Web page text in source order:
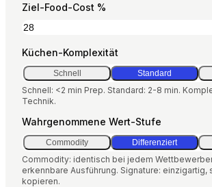
Preise
Kontakt
Karriere
Demo buchen
SPRACHE
ENESDE
Ziel-Food-Cost %
Küchen-Komplexität
Schnell Standard
Schnell: <2 min Prep. Standard: 2-8 min.
Technik.
Wahrgenommene Wert-Stufe
Commodity Differenziert
Commodity: identisch bei jedem
erkennbare Ausführung. Signature: einzigartig,
kopieren.